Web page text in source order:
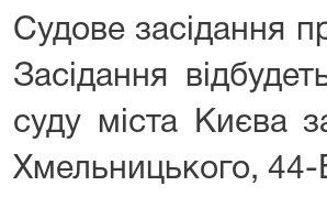
Судове засідання
Засідання
суду міста Києва
Хмельницького,